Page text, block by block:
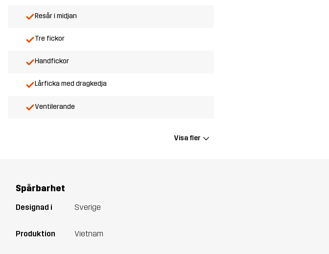
Resår i midjan
Tre fickor
Handfickor
Lårficka med dragkedja
Ventilerande
Visa fler
Spårbarhet
Designad i Sverige
Produktion Vietnam